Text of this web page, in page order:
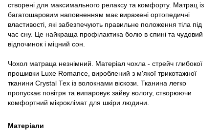
створені для максимального релаксу та комфорту. Матрац із
багатошаровим наповненням має виражені ортопедичні
властивості, які забезпечують правильне положення тіла під
час сну. Це найкраща профілактика болю в спині та чудовий
відпочинок і міцний сон.
Чохол матраца незнімний. Матеріал чохла - стрейч глибокої
прошивки Luxe Romance, вироблений з м'якої трикотажної
тканини Crystal Тех із волокнами віскози. Тканина легко
пропускає повітря та випаровує зайву вологу, створюючи
комфортний мікроклімат для шкіри людини.
Матеріали